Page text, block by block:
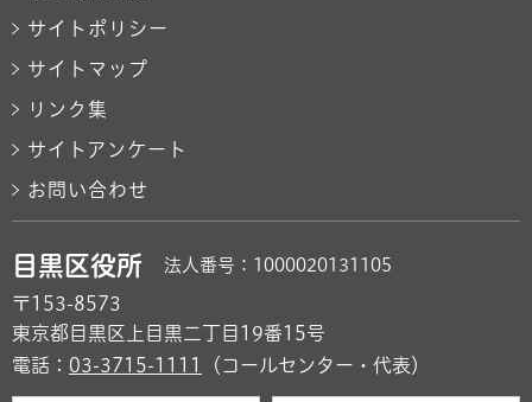
サイトポリシー
サイトマップ
リンク集
サイトアンケート
お問い合わせ
目黒区役所 法人番号：1000020131105
〒153-8573
東京都目黒区上目黒二丁目19番15号
電話： 03-3715-1111 （コールセンター・代表）